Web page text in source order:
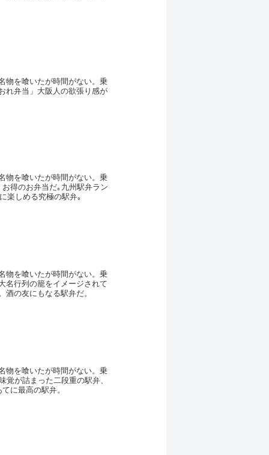
物を喰いたが時間がない。乗
れ弁当」大阪人の欲張り感が
物を喰いたが時間がない。乗
得のお弁当だ｡九州駅弁ラン
楽しめる究極の駅弁｡
物を喰いたが時間がない。乗
名行列の籠をイメージされて
の友にもなる駅弁だ。
物を喰いたが時間がない。乗
が詰まった二段重の駅弁、
に最高の駅弁。